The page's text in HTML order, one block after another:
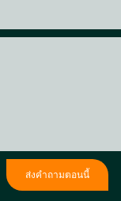
ส่งคำถามตอนนี้